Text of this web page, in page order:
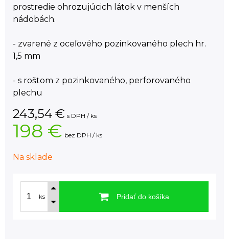
prostredie ohrozujúcich látok v menších
nádobách.
- zvarené z oceľového pozinkovaného plech hr.
1,5 mm
- s roštom z pozinkovaného, perforovaného
plechu
243,54 € s DPH / ks
198 € bez DPH / ks
Na sklade
ks Pridať do košíka